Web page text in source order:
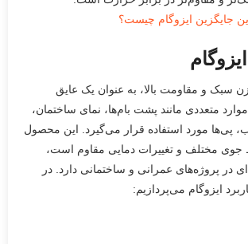
جایگزین ایزوگام چیست؟
سبک و مقاومت بالا، به عنوان یک عایق
متعددی مانند پشت بام‌ها، نمای ساختمان،
پی‌ها مورد استفاده قرار می‌گیرد. این محصول
جوی مختلف و تغییرات دمایی مقاوم است،
در پروژه‌های عمرانی و ساختمانی دارد. در
ایزوگام می‌پردازیم: